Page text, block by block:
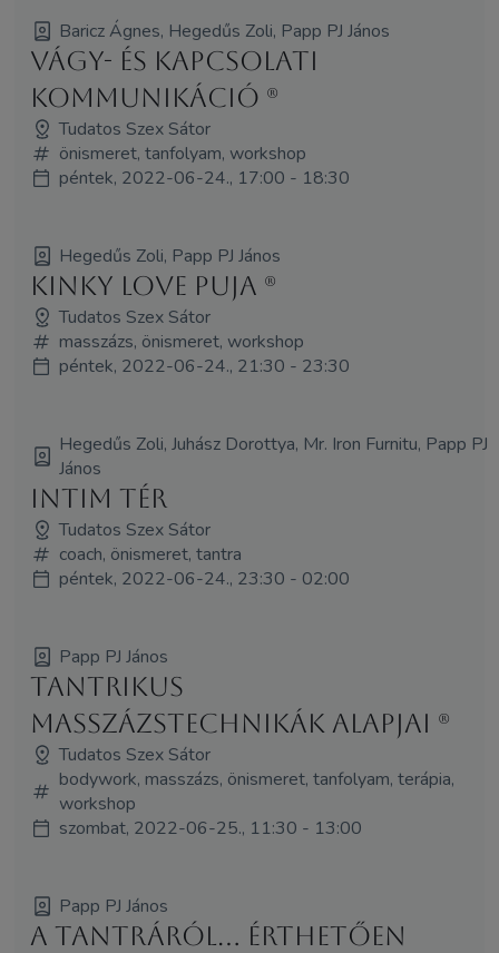
Baricz Ágnes, Hegedűs Zoli, Papp PJ János
Vágy- és kapcsolati
kommunikáció (R)
Tudatos Szex Sátor
önismeret, tanfolyam, workshop
péntek, 2022-06-24., 17:00 - 18:30
Hegedűs Zoli, Papp PJ János
Kinky Love Puja (R)
Tudatos Szex Sátor
masszázs, önismeret, workshop
péntek, 2022-06-24., 21:30 - 23:30
Hegedűs Zoli, Juhász Dorottya, Mr. Iron Furnitu, Papp PJ
János
Intim tér
Tudatos Szex Sátor
coach, önismeret, tantra
péntek, 2022-06-24., 23:30 - 02:00
Papp PJ János
Tantrikus
masszázstechnikák alapjai (R)
Tudatos Szex Sátor
bodywork, masszázs, önismeret, tanfolyam, terápia,
workshop
szombat, 2022-06-25., 11:30 - 13:00
Papp PJ János
A tantráról... érthetően